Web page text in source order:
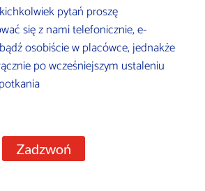
pytań proszę
się z nami telefonicznie, e-
osobiście w placówce, jednakże
po wcześniejszym ustaleniu
Zadzwoń